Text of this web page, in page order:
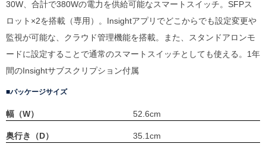
30W、合計で380Wの電力を供給可能なスマートスイッチ。SFPス
ロット×2を搭載（専用）。Insightアプリでどこからでも設定変更や
監視が可能な、クラウド管理機能を搭載。また、スタンドアロンモ
ードに設定することで通常のスマートスイッチとしても使える。1年
間のInsightサブスクリプション付属
パッケージサイズ
幅（W） 52.6cm
奥行き（D） 35.1cm